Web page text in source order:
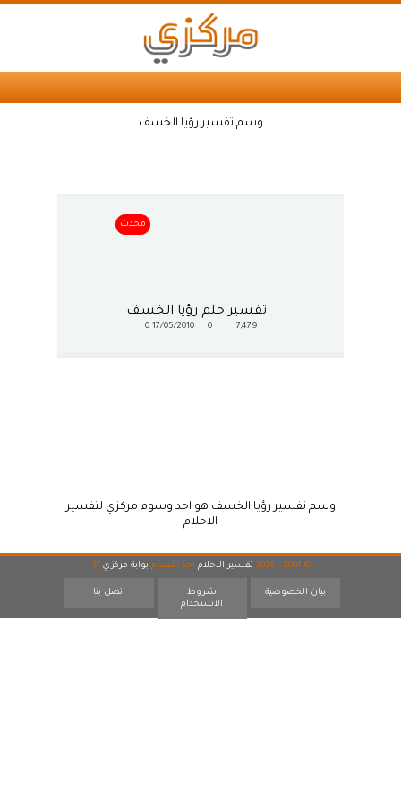
وسم تفسير رؤيا الخسف
محدث
تفسير حلم رؤيا الخسف
7,479
17/05/2010
0
وسم تفسير رؤيا الخسف هو احد وسوم مركزي لتفسير
الاحلام
© 2007 - 2026 تفسير الاحلام احد اقسام بوابة مركزي 17
بيان الخصوصية
شروط
الاستخدام
اتصل بنا